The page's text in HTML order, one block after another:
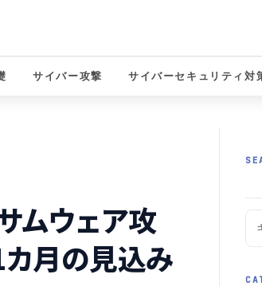
サイバー攻撃 サイバーセキュリティ対
ムウェア攻
月の見込み